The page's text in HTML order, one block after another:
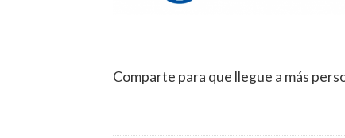
Comparte para que llegue a más